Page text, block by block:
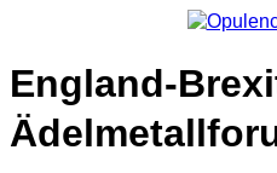
England-